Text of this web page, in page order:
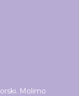
Molimo